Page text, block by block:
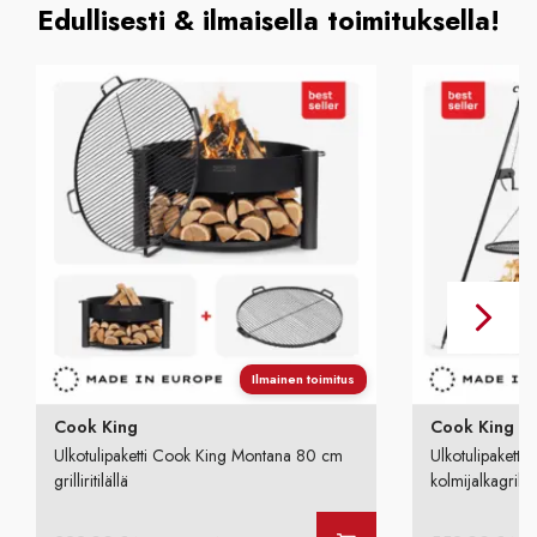
Edullisesti & ilmaisella toimituksella!
Ilmainen toimitus
Cook King
Ulkotulipaketti Cook King Montana 80 cm
grilliritilällä
Cook King
Ulkotulipaketti